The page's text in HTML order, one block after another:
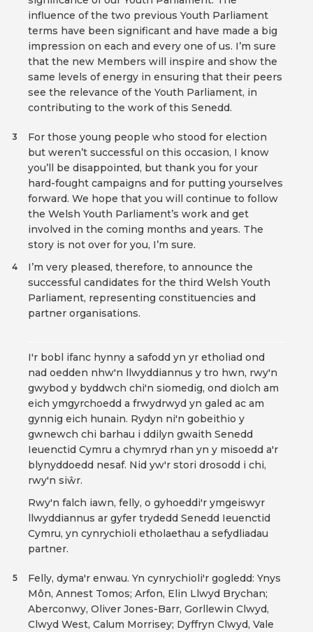
influence of the two previous Youth Parliament
terms have been significant and have made a big
impression on each and every one of us. I’m sure
that the new Members will inspire and show the
same levels of energy in ensuring that their peers
see the relevance of the Youth Parliament, in
contributing to the work of this Senedd.
For those young people who stood for election
but weren’t successful on this occasion, I know
you’ll be disappointed, but thank you for your
hard-fought campaigns and for putting yourselves
forward. We hope that you will continue to follow
the Welsh Youth Parliament’s work and get
involved in the coming months and years. The
story is not over for you, I’m sure.
3
I’m very pleased, therefore, to announce the
successful candidates for the third Welsh Youth
Parliament, representing constituencies and
partner organisations.
4
I'r bobl ifanc hynny a safodd yn yr etholiad ond
nad oedden nhw'n llwyddiannus y tro hwn, rwy'n
gwybod y byddwch chi'n siomedig, ond diolch am
eich ymgyrchoedd a frwydrwyd yn galed ac am
gynnig eich hunain. Rydyn ni'n gobeithio y
gwnewch chi barhau i ddilyn gwaith Senedd
Ieuenctid Cymru a chymryd rhan yn y misoedd a'r
blynyddoedd nesaf. Nid yw'r stori drosodd i chi,
rwy'n siŵr.
Rwy'n falch iawn, felly, o gyhoeddi'r ymgeiswyr
llwyddiannus ar gyfer trydedd Senedd Ieuenctid
Cymru, yn cynrychioli etholaethau a sefydliadau
partner.
Felly, dyma'r enwau. Yn cynrychioli'r gogledd: Ynys
Môn, Annest Tomos; Arfon, Elin Llwyd Brychan;
Aberconwy, Oliver Jones-Barr, Gorllewin Clwyd,
Clwyd West, Calum Morrisey; Dyffryn Clwyd, Vale
5